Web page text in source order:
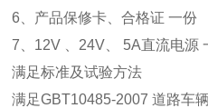
6、产品保修卡、合格证 一份
7、12V 、24V、 5A直流电源
满足标准及试验方法
满足GBT10485-2007 道路车